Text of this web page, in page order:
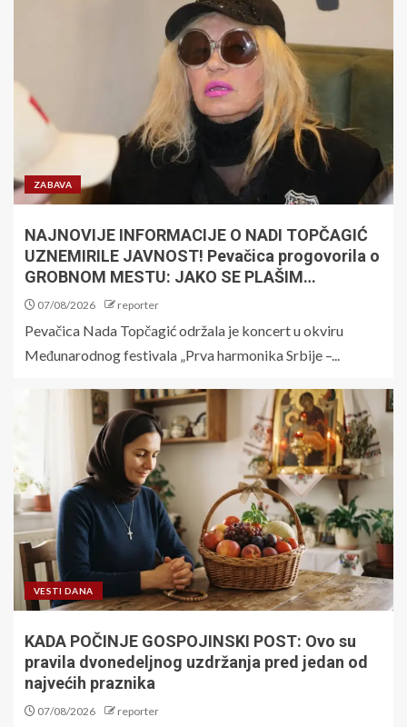
ZABAVA
NAJNOVIJE INFORMACIJE O NADI TOPČAGIĆ
UZNEMIRILE JAVNOST! Pevačica progovorila o
GROBNOM MESTU: JAKO SE PLAŠIM…
07/08/2026 reporter
Pevačica Nada Topčagić održala je koncert u okviru
Međunarodnog festivala „Prva harmonika Srbije –...
VESTI DANA
KADA POČINJE GOSPOJINSKI POST: Ovo su
pravila dvonedeljnog uzdržanja pred jedan od
najvećih praznika
07/08/2026 reporter